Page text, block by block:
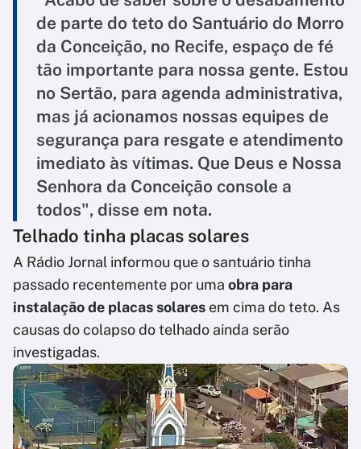
de parte do teto do Santuário do Morro
da Conceição, no Recife, espaço de fé
tão importante para nossa gente. Estou
no Sertão, para agenda administrativa,
mas já acionamos nossas equipes de
segurança para resgate e atendimento
imediato às vítimas. Que Deus e Nossa
Senhora da Conceição console a
todos", disse em nota.
Telhado tinha placas solares
A Rádio Jornal informou que o santuário tinha
passado recentemente por uma obra para
instalação de placas solares em cima do teto. As
causas do colapso do telhado ainda serão
investigadas.